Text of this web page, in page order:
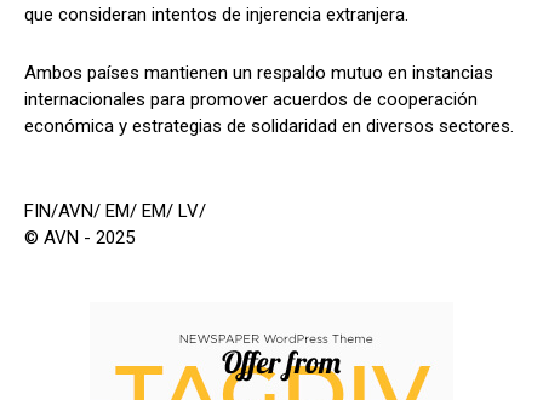
que consideran intentos de injerencia extranjera.
Ambos países mantienen un respaldo mutuo en instancias
internacionales para promover acuerdos de cooperación
económica y estrategias de solidaridad en diversos sectores.
FIN/AVN/ EM/ EM/ LV/
© AVN - 2025